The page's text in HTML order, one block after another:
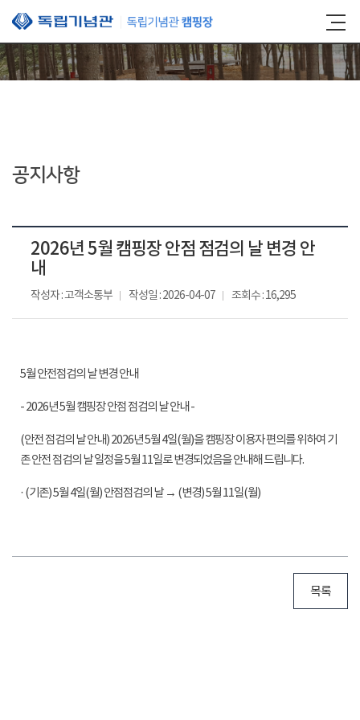
본문 바로가기
공지사항
2026년 5월 캠핑장 안점 점검의 날 변경 안
내
작성자 : 고객소통부 작성일 : 2026-04-07 조회수 : 16,295
5월 안전점검의 날 변경 안내
- 2026년 5월 캠핑장 안점 점검의 날 안내 -
(안전 점검의 날 안내) 2026년 5월 4일(월)을 캠핑장 이용자 편의를 위하여 기
존 안전 점검의 날 일정을 5월 11일로 변경되었음을 안내해 드립니다.
· (기존) 5월 4일(월) 안점점검의 날 → (변경) 5월 11일(월)
목록